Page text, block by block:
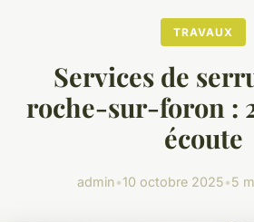
TRAVAUX
Services de
roche-sur-foron :
écoute
admin•10 octobre 2025•5